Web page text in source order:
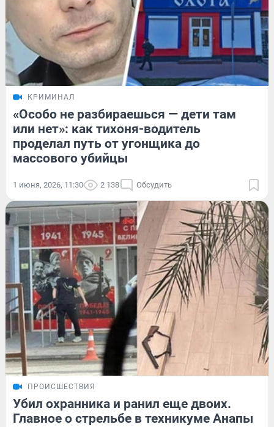
КРИМИНАЛ
«Особо не разбираешься — дети там
или нет»: как тихоня-водитель
проделал путь от угонщика до
массового убийцы
1 июня, 2026, 11:30 2 138 Обсудить
ПРОИСШЕСТВИЯ
Убил охранника и ранил еще двоих.
Главное о стрельбе в техникуме Анапы